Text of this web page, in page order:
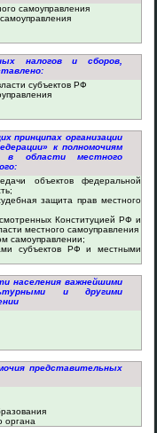
самоуправления
налогов и сборов,
субъектов РФ
принципах организации
к полномочиям
в области местного
объектов федеральной
защита прав местного
Конституцией РФ и
местного самоуправления
самоуправлении;
субъектов РФ и местными
населения важнейшими
и другими
представительных
органа